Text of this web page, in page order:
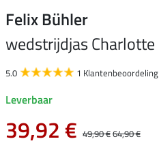
Felix Bühler
wedstrijdjas Charlotte
5.0 1 Klantenbeoordeling
Leverbaar
39,92 € 49,90 €64,90 €